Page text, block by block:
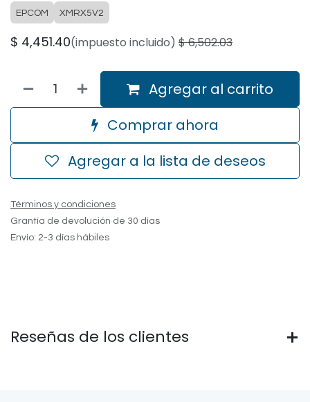
EPCOM XMRX5V2
$ 4,451.40(impuesto incluido) $6,502.03
Agregar al carrito
Comprar ahora
Agregar a la lista de deseos
Términos y condiciones
Grantía de devolución de 30 días
Envío: 2-3 días hábiles
Reseñas de los clientes